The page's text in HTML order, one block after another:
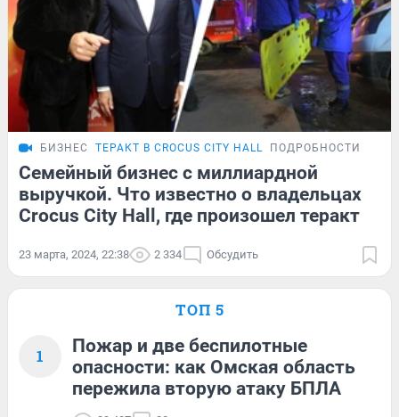
БИЗНЕС ТЕРАКТ В CROCUS CITY HALL ПОДРОБНОСТИ
Семейный бизнес с миллиардной
выручкой. Что известно о владельцах
Crocus City Hall, где произошел теракт
23 марта, 2024, 22:38 2 334 Обсудить
ТОП 5
1
Пожар и две беспилотные
опасности: как Омская область
пережила вторую атаку БПЛА